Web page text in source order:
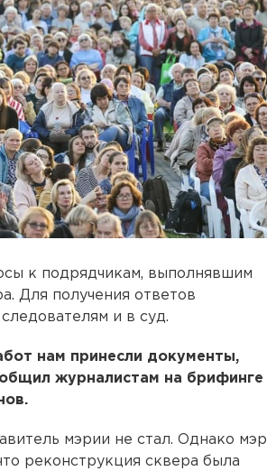
к подрядчикам, выполнявшим
Для получения ответов
и в суд.
нам принесли документы,
журналистам на брифинге
мэрии не стал. Однако мэр
реконструкция сквера была